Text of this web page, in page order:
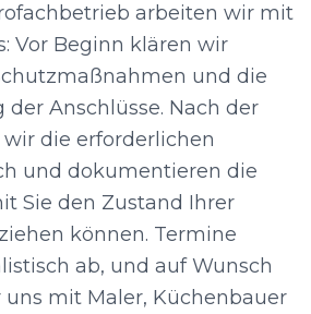
arbeiten wir mit
Vor Beginn klären wir
und die
Anschlüsse. Nach der
die erforderlichen
und dokumentieren die
Sie den Zustand Ihrer
können. Termine
ab, und auf Wunsch
mit Maler, Küchenbauer